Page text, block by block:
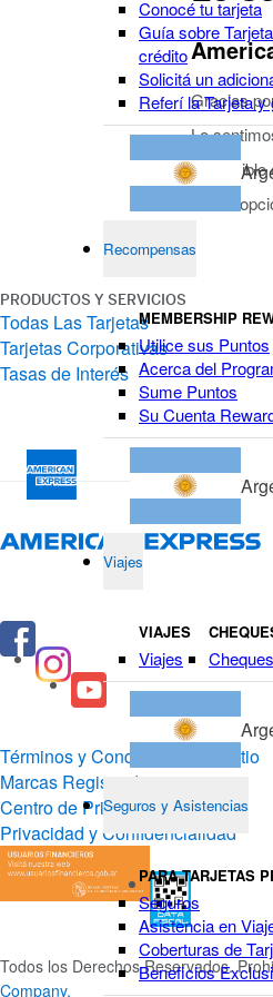
Conocé tu tarjeta
Guía sobre
crédito
Solicitá un
Referí la Tarjeta y
Recompensas
MEMBERSHIP
Utilice sus Puntos
Acerca del
Sume Puntos
Su Cuenta
Viajes
VIAJES
Viajes
Seguros y Asistencias
PARA TARJETAS
Seguros
Asistencia en
Coberturas de
Beneficios
Gracias
Lo
Es posible
Como
PRODUCTOS Y SERVICIOS
Todas Las Tarjetas
Tarjetas Corporativas
Tasas de Interés
Términos y Condiciones del Sitio
Marcas Registradas
Centro de Privacidad
Privacidad y Confidencialidad
Todos los Derechos Reservados.
Company.